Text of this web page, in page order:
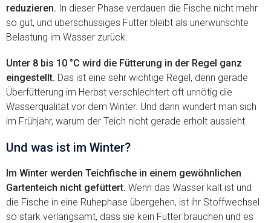
reduzieren. In dieser Phase verdauen die Fische nicht mehr
so gut, und überschüssiges Futter bleibt als unerwünschte
Belastung im Wasser zurück.
Unter 8 bis 10 °C wird die Fütterung in der Regel ganz
eingestellt. Das ist eine sehr wichtige Regel, denn gerade
Überfütterung im Herbst verschlechtert oft unnötig die
Wasserqualität vor dem Winter. Und dann wundert man sich
im Frühjahr, warum der Teich nicht gerade erholt aussieht.
Und was ist im Winter?
Im Winter werden Teichfische in einem gewöhnlichen
Gartenteich nicht gefüttert. Wenn das Wasser kalt ist und
die Fische in eine Ruhephase übergehen, ist ihr Stoffwechsel
so stark verlangsamt, dass sie kein Futter brauchen und es